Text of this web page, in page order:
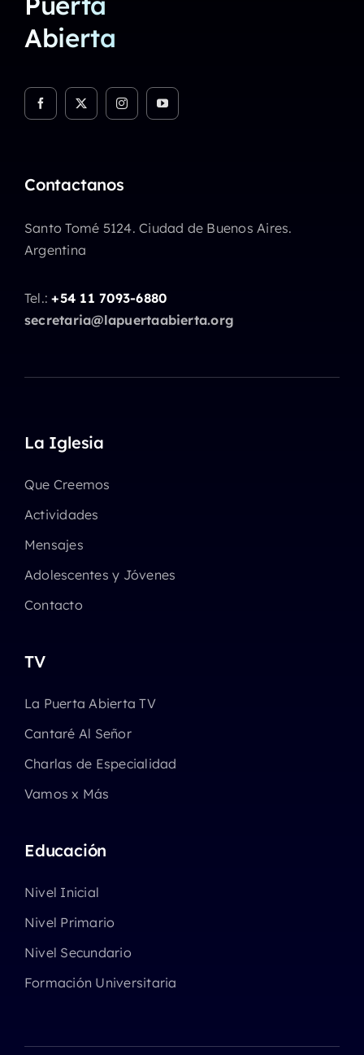
Abierta
Contactanos
Santo Tomé 5124. Ciudad de Buenos Aires.
Argentina
Tel.:+54 11 7093-6880
secretaria@lapuertaabierta.org
La Iglesia
Que Creemos
Actividades
Mensajes
Adolescentes y Jóvenes
Contacto
TV
La Puerta Abierta TV
Cantaré Al Señor
Charlas de Especialidad
Vamos x Más
Educación
Nivel Inicial
Nivel Primario
Nivel Secundario
Formación Universitaria